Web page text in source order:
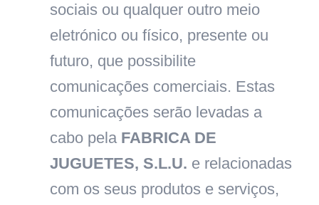
sociais ou qualquer outro meio
eletrónico ou físico, presente ou
futuro, que possibilite
comunicações comerciais. Estas
comunicações serão levadas a
cabo pela FABRICA DE
JUGUETES, S.L.U. e relacionadas
com os seus produtos e serviços,